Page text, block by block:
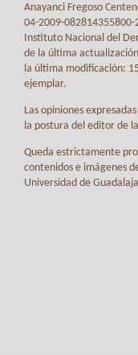
Anayanci Fregoso
04-2009-
Instituto Nacional del
de la última
la última modificación:
ejemplar.
Las opiniones
la postura del editor de
Queda estrictamente
contenidos e imágenes
Universidad de